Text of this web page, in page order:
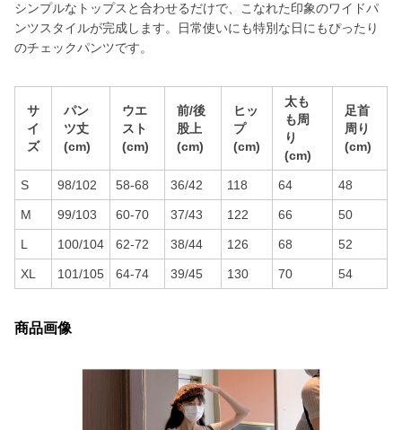
シンプルなトップスと合わせるだけで、こなれた印象のワイドパ
ンツスタイルが完成します。日常使いにも特別な日にもぴったり
のチェックパンツです。
サ
イ
ズ
パン
ツ丈
(cm)
ウエ
スト
(cm)
前/後
股上
(cm)
ヒッ
プ
(cm)
太も
も周
り
(cm)
足首
周り
(cm)
S 98/102 58-68 36/42 118 64 48
M 99/103 60-70 37/43 122 66 50
L 100/104 62-72 38/44 126 68 52
XL 101/105 64-74 39/45 130 70 54
商品画像